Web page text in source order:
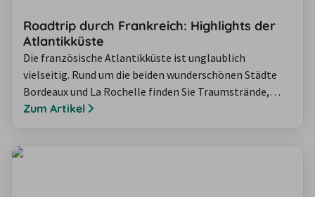
Roadtrip durch Frankreich: Highlights der
Atlantikküste
Die französische Atlantikküste ist unglaublich
vielseitig. Rund um die beiden wunderschönen Städte
Bordeaux und La Rochelle finden Sie Traumstrände,
großartiges Essen und leckersten Wein. Unsere
Zum Artikel